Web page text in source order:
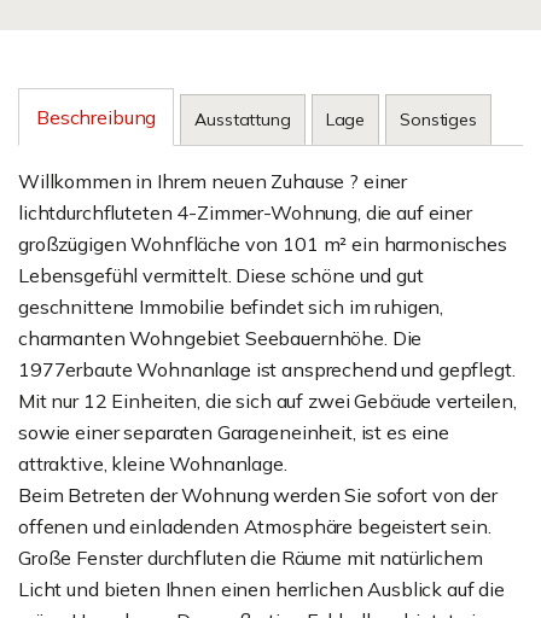
Beschreibung Ausstattung Lage Sonstiges
Willkommen in Ihrem neuen Zuhause ? einer
lichtdurchfluteten 4-Zimmer-Wohnung, die auf einer
großzügigen Wohnfläche von 101 m² ein harmonisches
Lebensgefühl vermittelt. Diese schöne und gut
geschnittene Immobilie befindet sich im ruhigen,
charmanten Wohngebiet Seebauernhöhe. Die
1977erbaute Wohnanlage ist ansprechend und gepflegt.
Mit nur 12 Einheiten, die sich auf zwei Gebäude verteilen,
sowie einer separaten Garageneinheit, ist es eine
attraktive, kleine Wohnanlage.
Beim Betreten der Wohnung werden Sie sofort von der
offenen und einladenden Atmosphäre begeistert sein.
Große Fenster durchfluten die Räume mit natürlichem
Licht und bieten Ihnen einen herrlichen Ausblick auf die